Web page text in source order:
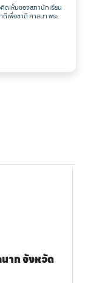
ดเห็นของสภานักเรียน
ดีเพื่อชาติ ศาสนา พระ
าก จังหวัด